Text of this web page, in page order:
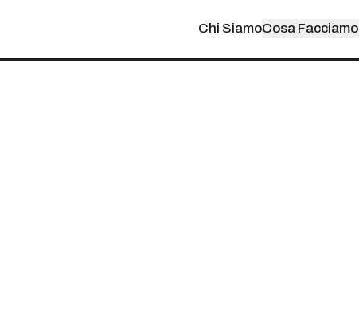
Chi SiamoCosa Facciamo